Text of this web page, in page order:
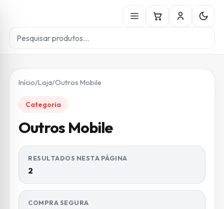
Início/Loja/Outros Mobile
Categoria
Outros Mobile
RESULTADOS NESTA PÁGINA
2
COMPRA SEGURA